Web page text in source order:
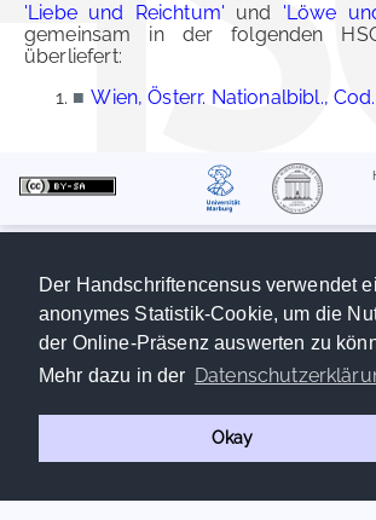
Der Handschriftencensus verwendet
anonymes Statistik-Cookie, um die
der Online-Präsenz auswerten zu
Mehr dazu in der
Okay
'Liebe und Reichtum' und 'Löwe
gemeinsam in der folgenden
überliefert:
■ Wien, Österr. Nationalbibl.,